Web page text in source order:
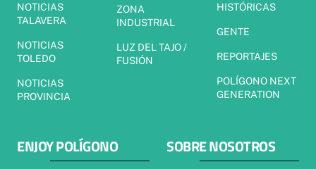
NOTICIAS
TALAVERA
NOTICIAS
TOLEDO
NOTICIAS
PROVINCIA
ZONA
INDUSTRIAL
LUZ DEL TAJO /
FUSIÓN
HISTÓRICAS
GENTE
REPORTAJES
POLÍGONO NEXT
GENERATION
ENJOY POLÍGONO SOBRE NOSOTROS